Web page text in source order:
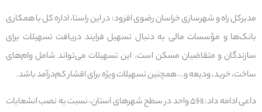
مدیرکل راه و شهرسازی خراسان رضوی افزود: در این راستا، اداره کل با همکاری
بانک‌ها و مؤسسات مالی به دنبال تسهیل فرایند دریافت تسهیلات برای
سازندگان و متقاضیان مسکن است. این تسهیلات می‌تواند شامل وام‌های
ساخت، خرید، ودیعه و… همچنین تسهیلات ویژه برای اقشار کم‌درآمد باشد.
داعی ادامه داد: ۵۶۱۱ واحد در سطح شهرهای استان، نسبت به نصب انشعابات